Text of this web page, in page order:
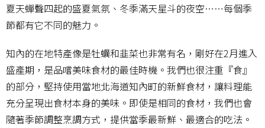
夏天蟬聲四起的盛夏氣氛、冬季滿天星斗的夜空……每個季
節都有它不同的魅力。
知內的在地特產像是牡蠣和韭菜也非常有名，剛好在2月進入
盛產期，是品嚐美味食材的最佳時機。我們也很注重『食』
的部分，堅持使用當地北海道知內町的新鮮食材，讓料理能
充分呈現出食材本身的美味。即使是相同的食材，我們也會
隨著季節調整烹調方式，提供當季最新鮮、最適合的吃法。